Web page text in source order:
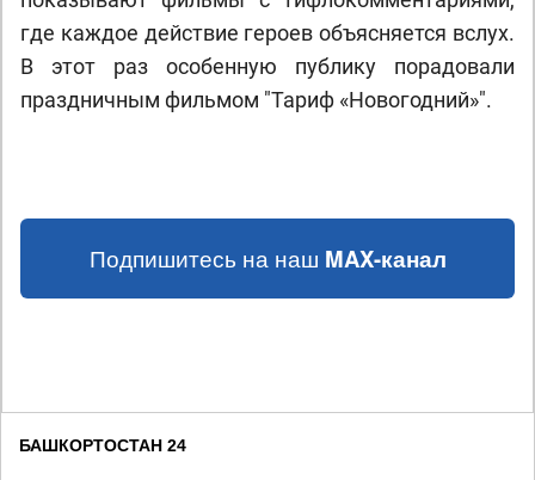
где каждое действие героев объясняется вслух.
В этот раз особенную публику порадовали
праздничным фильмом "Тариф «Новогодний»".
Подпишитесь на наш MAX-канал
БАШКОРТОСТАН 24